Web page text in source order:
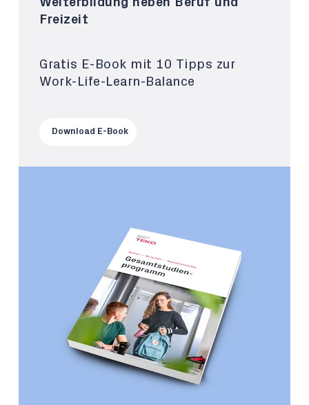
Freizeit
Gratis E-Book mit 10 Tipps zur
Work-Life-Learn-Balance
Download E-Book